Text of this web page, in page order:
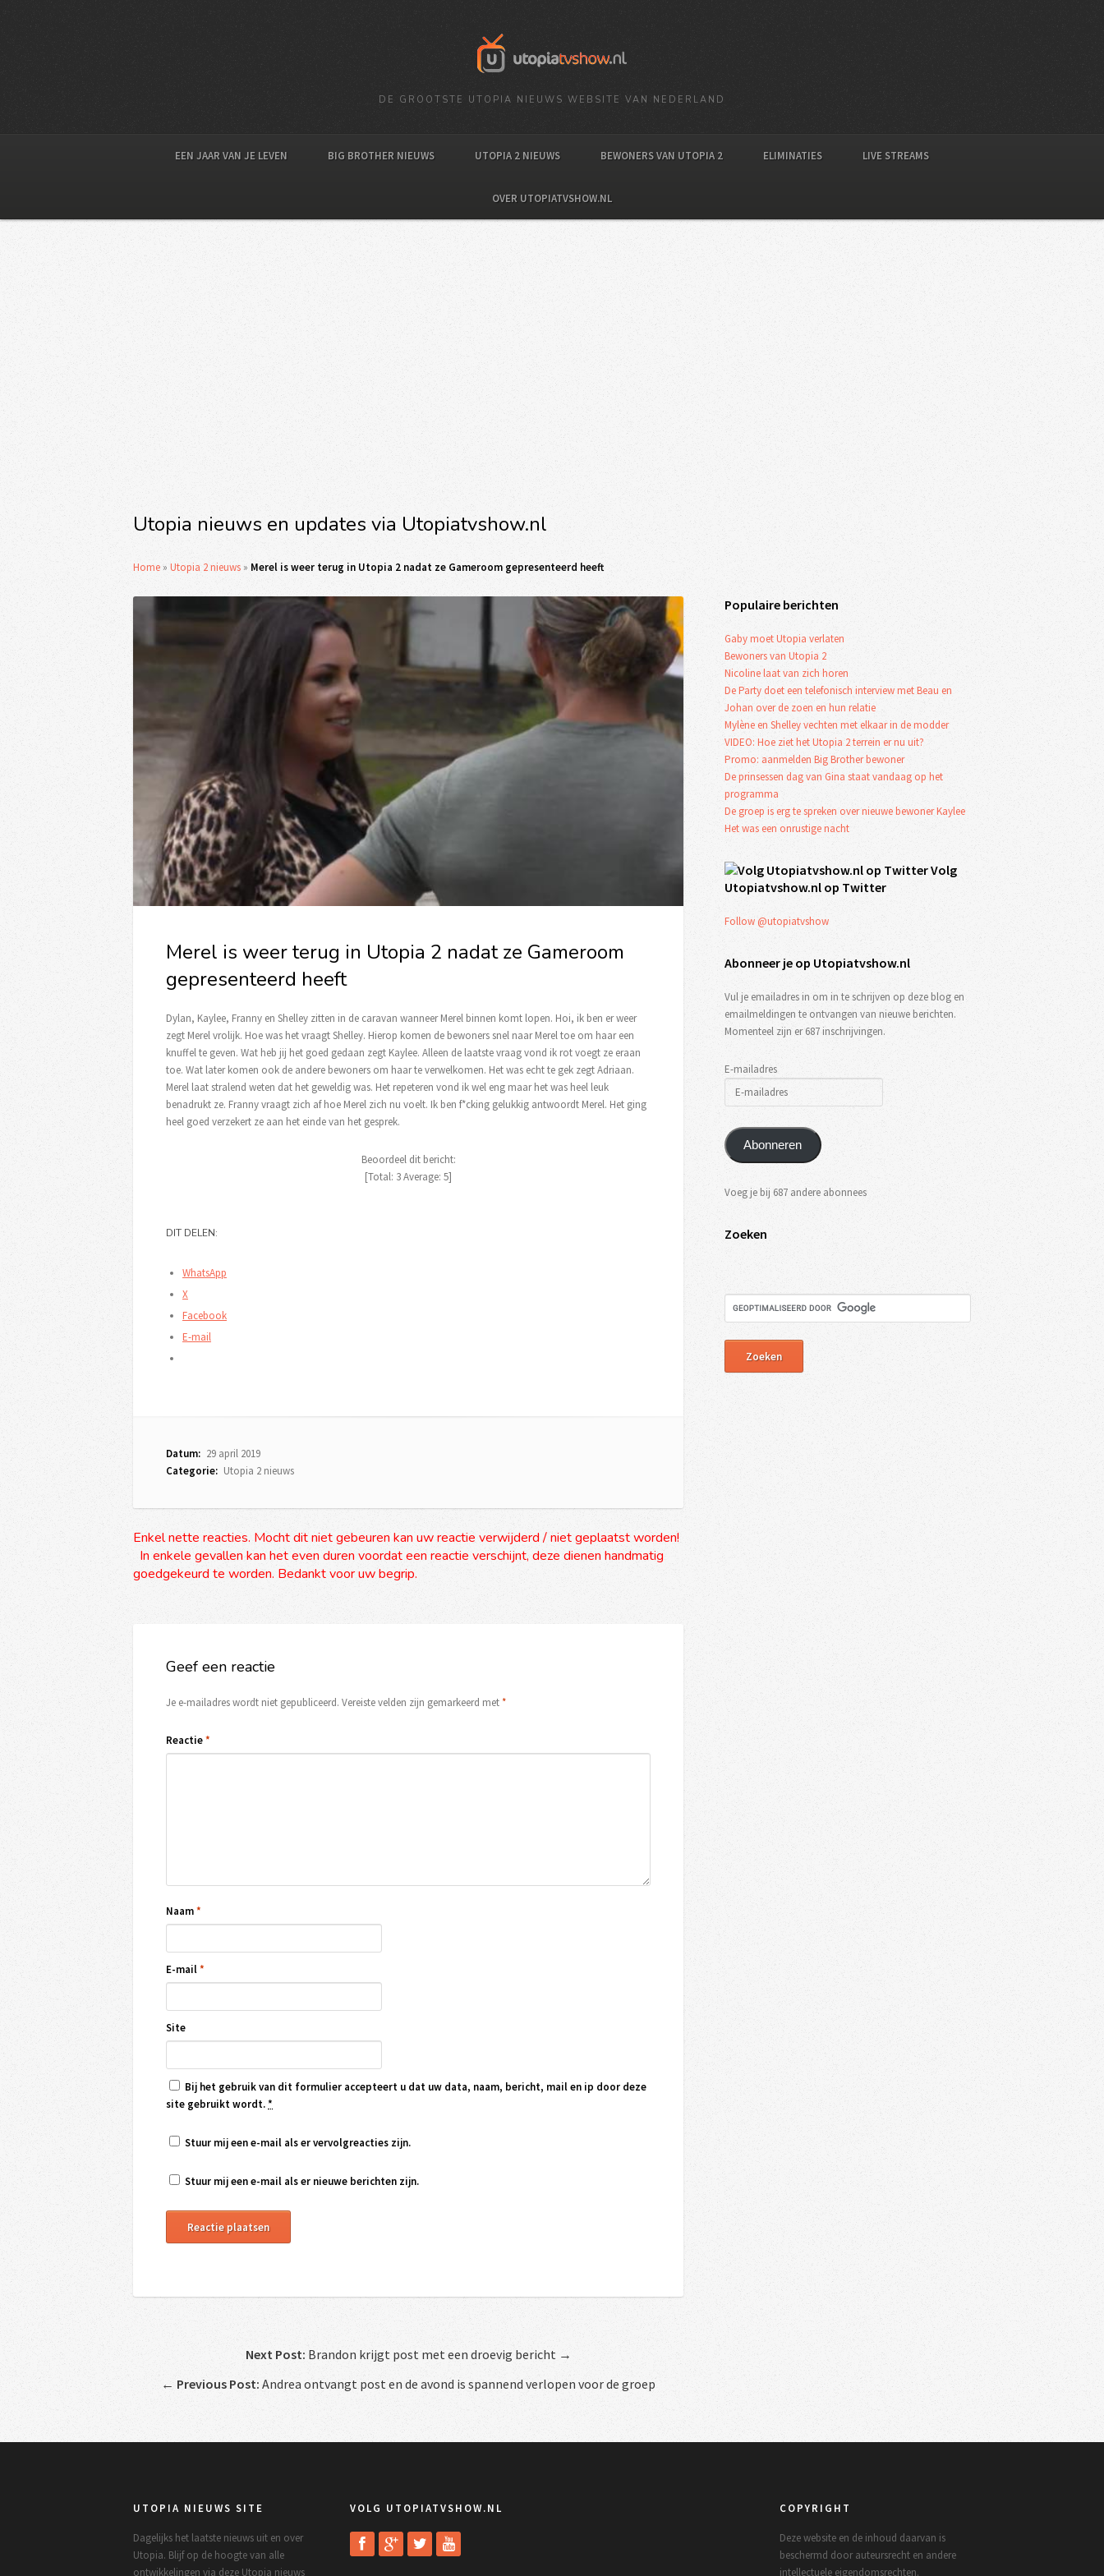
DE GROOTSTE UTOPIA NIEUWS WEBSITE VAN NEDERLAND
EEN JAAR VAN JE LEVEN BIG BROTHER NIEUWS UTOPIA 2 NIEUWS BEWONERS VAN UTOPIA 2 ELIMINATIES LIVE STREAMS
OVER UTOPIATVSHOW.NL
Utopia nieuws en updates via Utopiatvshow.nl
Home » Utopia 2 nieuws » Merel is weer terug in Utopia 2 nadat ze Gameroom gepresenteerd heeft
Merel is weer terug in Utopia 2 nadat ze Gameroom
gepresenteerd heeft
Dylan, Kaylee, Franny en Shelley zitten in de caravan wanneer Merel binnen komt lopen. Hoi, ik ben er weer
zegt Merel vrolijk. Hoe was het vraagt Shelley. Hierop komen de bewoners snel naar Merel toe om haar een
knuffel te geven. Wat heb jij het goed gedaan zegt Kaylee. Alleen de laatste vraag vond ik rot voegt ze eraan
toe. Wat later komen ook de andere bewoners om haar te verwelkomen. Het was echt te gek zegt Adriaan.
Merel laat stralend weten dat het geweldig was. Het repeteren vond ik wel eng maar het was heel leuk
benadrukt ze. Franny vraagt zich af hoe Merel zich nu voelt. Ik ben f*cking gelukkig antwoordt Merel. Het ging
heel goed verzekert ze aan het einde van het gesprek.
Beoordeel dit bericht:
[Total: 3Average: 5]
DIT DELEN:
WhatsApp
X
Facebook
E-mail
Datum: 29 april 2019
Categorie: Utopia 2 nieuws
Enkel nette reacties. Mocht dit niet gebeuren kan uw reactie verwijderd / niet geplaatst worden!
In enkele gevallen kan het even duren voordat een reactie verschijnt, deze dienen handmatig
goedgekeurd te worden. Bedankt voor uw begrip.
Geef een reactie
Je e-mailadres wordt niet gepubliceerd. Vereiste velden zijn gemarkeerd met*
Reactie*
Naam*
E-mail*
Site
Bij het gebruik van dit formulier accepteert u dat uw data, naam, bericht, mail en ip door deze
site gebruikt wordt.*
Stuur mij een e-mail als er vervolgreacties zijn.
Stuur mij een e-mail als er nieuwe berichten zijn.
Next Post: Brandon krijgt post met een droevig bericht →
← Previous Post: Andrea ontvangt post en de avond is spannend verlopen voor de groep
Populaire berichten
Gaby moet Utopia verlaten
Bewoners van Utopia 2
Nicoline laat van zich horen
De Party doet een telefonisch interview met Beau en
Johan over de zoen en hun relatie
Mylène en Shelley vechten met elkaar in de modder
VIDEO: Hoe ziet het Utopia 2 terrein er nu uit?
Promo: aanmelden Big Brother bewoner
De prinsessen dag van Gina staat vandaag op het
programma
De groep is erg te spreken over nieuwe bewoner Kaylee
Het was een onrustige nacht
Volg
Utopiatvshow.nl op Twitter
Follow @utopiatvshow
Abonneer je op Utopiatvshow.nl
Vul je emailadres in om in te schrijven op deze blog en
emailmeldingen te ontvangen van nieuwe berichten.
Momenteel zijn er 687 inschrijvingen.
E-mailadres
Abonneren
Voeg je bij 687 andere abonnees
Zoeken
UTOPIA NIEUWS SITE
Dagelijks het laatste nieuws uit en over
Utopia. Blijf op de hoogte van alle
ontwikkelingen via deze Utopia nieuws
VOLG UTOPIATVSHOW.NL COPYRIGHT
Deze website en de inhoud daarvan is
beschermd door auteursrecht en andere
intellectuele eigendomsrechten.